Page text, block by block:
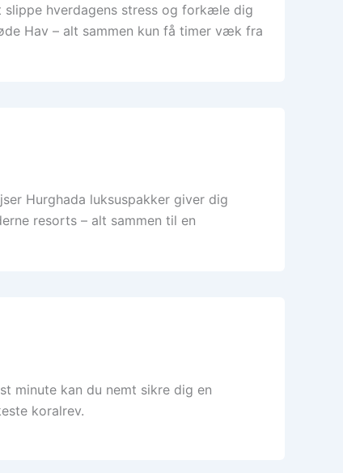
slippe hverdagens stress og forkæle dig
Hav – alt sammen kun få timer væk fra
Hurghada luksuspakker giver dig
resorts – alt sammen til en
minute kan du nemt sikre dig en
koralrev.